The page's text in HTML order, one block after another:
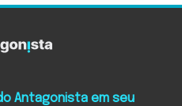
Antagonista em seu